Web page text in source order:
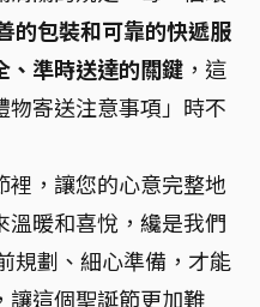
的包裝和可靠的快遞服
、準時送達的關鍵 ，這
寄送注意事項」時不
裡，讓您的心意完整地
暖和喜悅，纔是我們
規劃、細心準備，才能
讓這個聖誕節更加難